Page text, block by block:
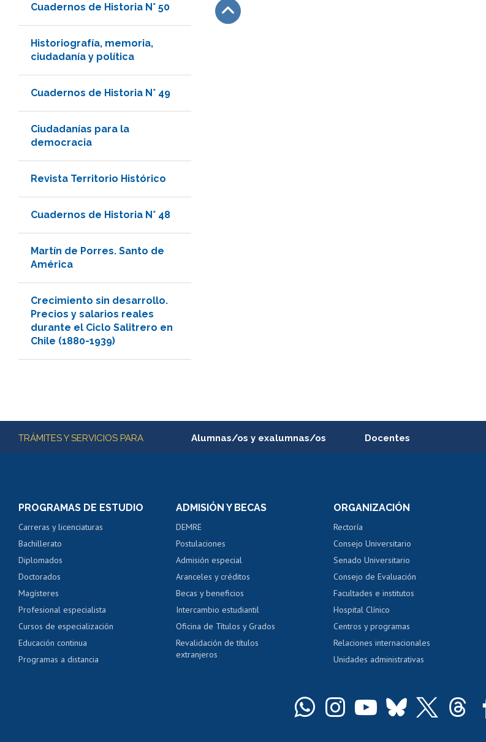
Cuadernos de Historia N° 50
Historiografía, memoria,
ciudadanía y política
Cuadernos de Historia N° 49
Ciudadanías para la
democracia
Revista Territorio Histórico
Cuadernos de Historia N° 48
Martín de Porres. Santo de
América
Crecimiento sin desarrollo.
Precios y salarios reales
durante el Ciclo Salitrero en
Chile (1880-1939)
Más información
TRÁMITES Y SERVICIOS PARA Alumnas/os y exalumnas/os
Servicio médico y dental
Pago de arancel y crédito alumnos
Pago de arancel y crédito exalumnos
Certificado de títulos y grados
Docentes
Perfeccionamiento
Evaluación docente
Calificación académica
Postulación al AUCAI
Mi Uchile Ayuda tecnológica Tarjeta TUI
PROGRAMAS DE ESTUDIO
Carreras y licenciaturas
Bachillerato
Diplomados
Doctorados
Magísteres
Profesional especialista
Cursos de especialización
Educación continua
Programas a distancia
ADMISIÓN Y BECAS
DEMRE
Postulaciones
Admisión especial
Aranceles y créditos
Becas y beneficios
Intercambio estudiantil
Oficina de Títulos y Grados
Revalidación de títulos
extranjeros
ORGANIZACIÓN
Rectoría
Consejo Universitario
Senado Universitario
Consejo de Evaluación
Facultades e institutos
Hospital Clínico
Centros y programas
Relaciones internacionales
Unidades administrativas